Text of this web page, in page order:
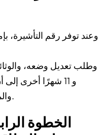
وعند توفر رقم التأشيرة،
و 11 شهرًا أخرى
والمواطنة الأمريكية من معالجتها.
الخطوة